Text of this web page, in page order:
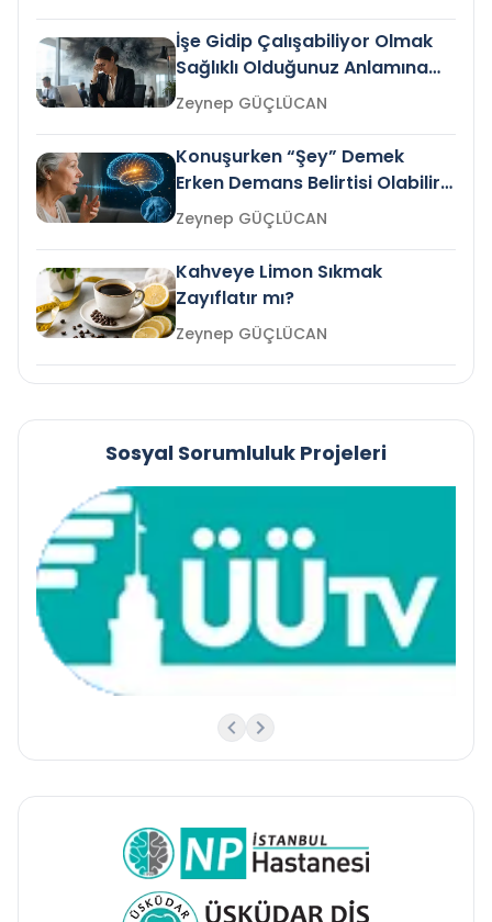
İşe Gidip Çalışabiliyor Olmak
Sağlıklı Olduğunuz Anlamına
Gelir mi?Zeynep GÜÇLÜCAN
Konuşurken “Şey” Demek
Erken Demans Belirtisi Olabilir
mi?
Zeynep GÜÇLÜCAN
Kahveye Limon Sıkmak
Zayıflatır mı?
Zeynep GÜÇLÜCAN
Sosyal Sorumluluk Projeleri